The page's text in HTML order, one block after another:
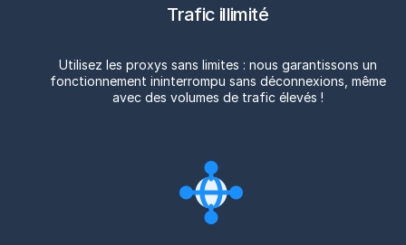
Trafic illimité
Utilisez les proxys sans limites : nous garantissons un
fonctionnement ininterrompu sans déconnexions, même
avec des volumes de trafic élevés !